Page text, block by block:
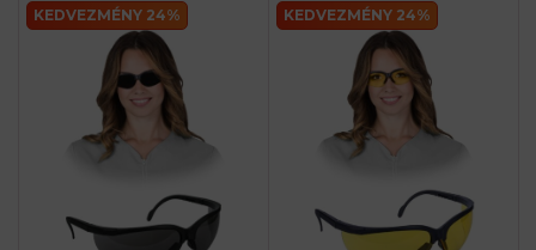
KEDVEZMÉNY 24% KEDVEZMÉNY 24%